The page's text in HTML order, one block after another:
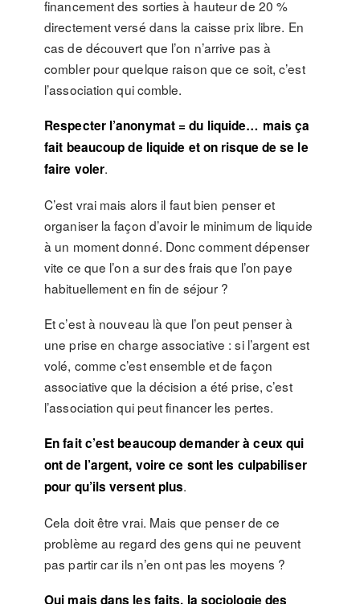
financement des sorties à hauteur de 20 %
directement versé dans la caisse prix libre. En
cas de découvert que l’on n’arrive pas à
combler pour quelque raison que ce soit, c’est
l’association qui comble.
Respecter l’anonymat = du liquide… mais ça
fait beaucoup de liquide et on risque de se le
faire voler.
C’est vrai mais alors il faut bien penser et
organiser la façon d’avoir le minimum de liquide
à un moment donné. Donc comment dépenser
vite ce que l’on a sur des frais que l’on paye
habituellement en fin de séjour ?
Et c’est à nouveau là que l’on peut penser à
une prise en charge associative : si l’argent est
volé, comme c’est ensemble et de façon
associative que la décision a été prise, c’est
l’association qui peut financer les pertes.
En fait c’est beaucoup demander à ceux qui
ont de l’argent, voire ce sont les culpabiliser
pour qu’ils versent plus.
Cela doit être vrai. Mais que penser de ce
problème au regard des gens qui ne peuvent
pas partir car ils n’en ont pas les moyens ?
Oui mais dans les faits, la sociologie des